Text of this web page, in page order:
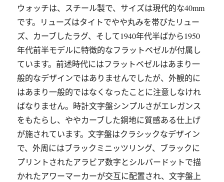
ウォッチは、スチール製で、サイズは現代的な40mm
です。リューズはタイトでやや丸みを帯びたリュー
ズ、カーブしたラグ、そして1940年代半ばから1950
年代前半モデルに特徴的なフラットベゼルが付属し
ています。前述時代にはフラットベゼルはあまり一
般的なデザインではありませんでしたが、外観的に
はあまり一般的ではなくなったことに注意しなけれ
ばなりません。時計文字盤シンプルさがエレガンス
をもたらし、ややカーブした銅地に質感ある仕上げ
が施されています。文字盤はクラシックなデザイン
で、外周にはブラックミニッツリング、ブラックに
プリントされたアラビア数字とシルバードットで描
かれたアワーマーカーが交互に配置され、文字盤上